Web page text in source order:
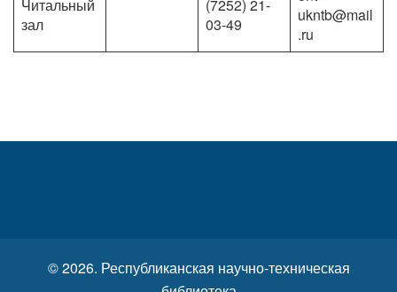
Читальный
зал
(7252) 21-
03-49
ukntb@mail
.ru
© 2026. Республиканская научно-техническая